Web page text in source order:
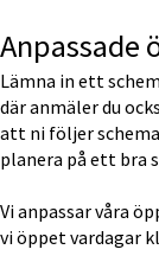
Anpassade
Lämna in ett
där anmäler du
att ni följer
planera på ett bra
Vi anpassar våra
vi öppet vardagar